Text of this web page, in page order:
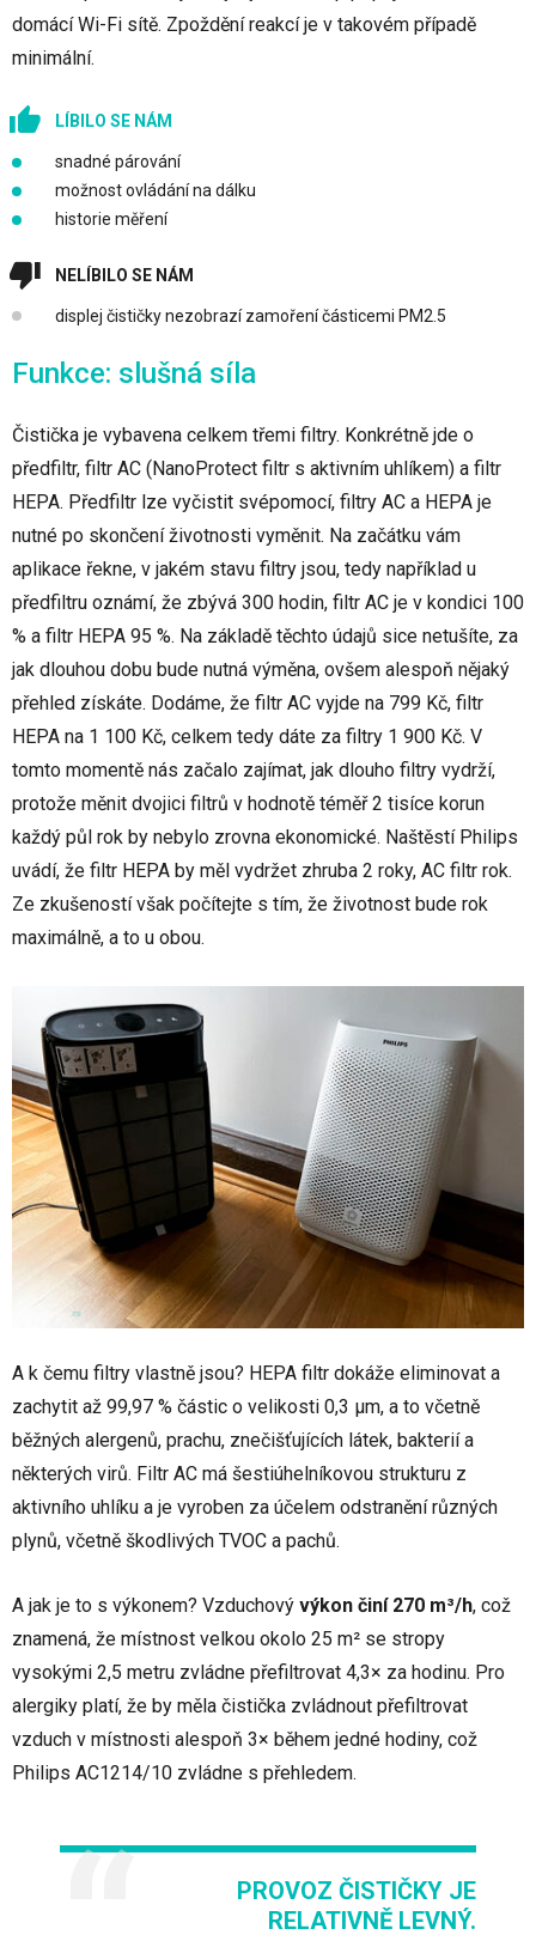
domácí Wi-Fi sítě. Zpoždění reakcí je v takovém případě
minimální.
LÍBILO SE NÁM
snadné párování
možnost ovládání na dálku
historie měření
NELÍBILO SE NÁM
displej čističky nezobrazí zamoření částicemi PM2.5
Funkce: slušná síla
Čistička je vybavena celkem třemi filtry. Konkrétně jde o
předfiltr, filtr AC (NanoProtect filtr s aktivním uhlíkem) a filtr
HEPA. Předfiltr lze vyčistit svépomocí, filtry AC a HEPA je
nutné po skončení životnosti vyměnit. Na začátku vám
aplikace řekne, v jakém stavu filtry jsou, tedy například u
předfiltru oznámí, že zbývá 300 hodin, filtr AC je v kondici 100
% a filtr HEPA 95 %. Na základě těchto údajů sice netušíte, za
jak dlouhou dobu bude nutná výměna, ovšem alespoň nějaký
přehled získáte. Dodáme, že filtr AC vyjde na 799 Kč, filtr
HEPA na 1 100 Kč, celkem tedy dáte za filtry 1 900 Kč. V
tomto momentě nás začalo zajímat, jak dlouho filtry vydrží,
protože měnit dvojici filtrů v hodnotě téměř 2 tisíce korun
každý půl rok by nebylo zrovna ekonomické. Naštěstí Philips
uvádí, že filtr HEPA by měl vydržet zhruba 2 roky, AC filtr rok.
Ze zkušeností však počítejte s tím, že životnost bude rok
maximálně, a to u obou.
A k čemu filtry vlastně jsou? HEPA filtr dokáže eliminovat a
zachytit až 99,97 % částic o velikosti 0,3 µm, a to včetně
běžných alergenů, prachu, znečišťujících látek, bakterií a
některých virů. Filtr AC má šestiúhelníkovou strukturu z
aktivního uhlíku a je vyroben za účelem odstranění různých
plynů, včetně škodlivých TVOC a pachů.
A jak je to s výkonem? Vzduchový výkon činí 270 m³/h, což
znamená, že místnost velkou okolo 25 m² se stropy
vysokými 2,5 metru zvládne přefiltrovat 4,3× za hodinu. Pro
alergiky platí, že by měla čistička zvládnout přefiltrovat
vzduch v místnosti alespoň 3× během jedné hodiny, což
Philips AC1214/10 zvládne s přehledem.
PROVOZ ČISTIČKY JE
RELATIVNĚ LEVNÝ.